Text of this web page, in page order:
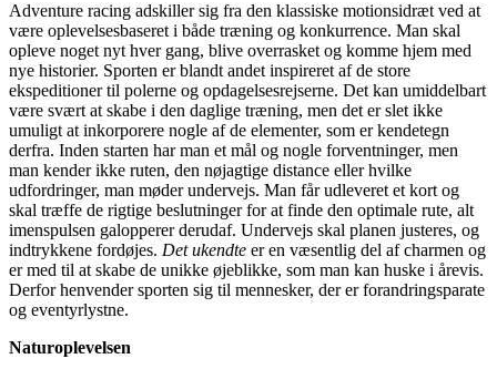
Adventure racing adskiller sig fra den klassiske motionsidræt ved at
være oplevelsesbaseret i både træning og konkurrence. Man skal
opleve noget nyt hver gang, blive overrasket og komme hjem med
nye historier. Sporten er blandt andet inspireret af de store
ekspeditioner til polerne og opdagelsesrejserne. Det kan umiddelbart
være svært at skabe i den daglige træning, men det er slet ikke
umuligt at inkorporere nogle af de elementer, som er kendetegn
derfra. Inden starten har man et mål og nogle forventninger, men
man kender ikke ruten, den nøjagtige distance eller hvilke
udfordringer, man møder undervejs. Man får udleveret et kort og
skal træffe de rigtige beslutninger for at finde den optimale rute, alt
imenspulsen galopperer derudaf. Undervejs skal planen justeres, og
indtrykkene fordøjes. Det ukendte er en væsentlig del af charmen og
er med til at skabe de unikke øjeblikke, som man kan huske i årevis.
Derfor henvender sporten sig til mennesker, der er forandringsparate
og eventyrlystne.
Naturoplevelsen